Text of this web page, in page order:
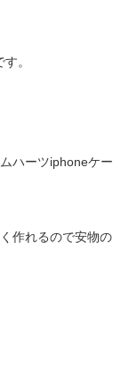
。
ハーツiphoneケー
作れるので安物の